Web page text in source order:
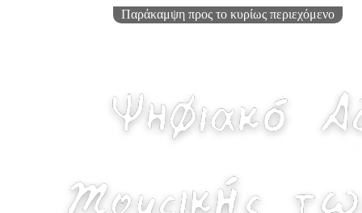
Παράκαμψη προς το κυρίως περιεχόμενο